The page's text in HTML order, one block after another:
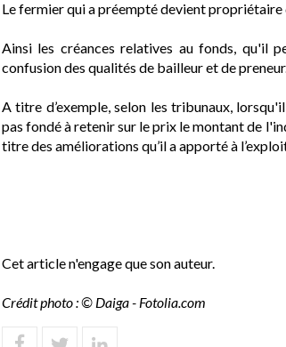
Le fermier qui a préempté devient propriétaire
Ainsi les créances relatives au fonds, qu'il
confusion des qualités de bailleur et de
A titre d’exemple, selon les tribunaux,
pas fondé à retenir sur le prix le montant de
titre des améliorations qu’il a apporté à
Cet article n'engage que son auteur.
Crédit photo : © Daiga - Fotolia.com